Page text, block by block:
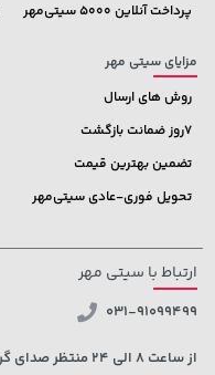
پرداخت آنلاین 5000 سیتی‌مهر
مزایای سیتی مهر
روش های ارسال
7روز ضمانت بازگشت
تضمین بهترین قیمت
تحویل فوری-عادی سیتی‌مهر
ارتباط با سیتی مهر
031-91099499
از ساعت 8 الی 24 منتظر صدای گرمتان هستیم.